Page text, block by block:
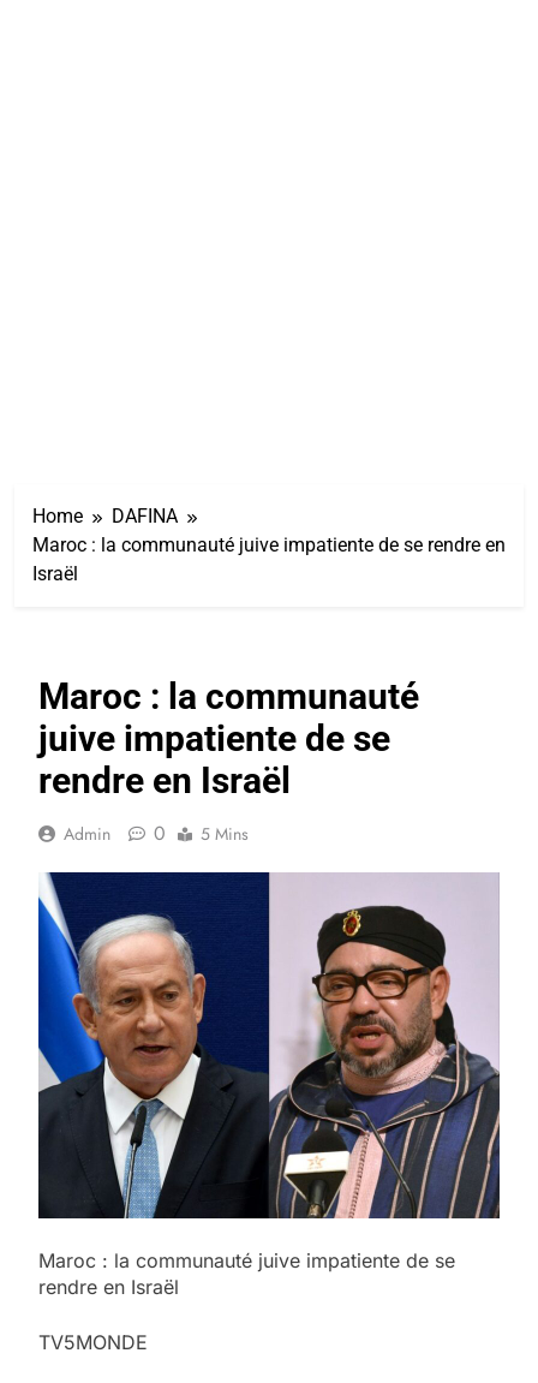
Home
DAFINA
Maroc : la communauté juive impatiente de se rendre en
Israël
Maroc : la communauté
juive impatiente de se
rendre en Israël
Admin 0 5 Mins
Maroc : la communauté juive impatiente de se
rendre en Israël
TV5MONDE